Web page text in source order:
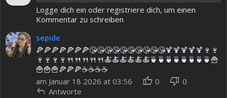
Logge dich ein oder registriere dich, um einen
Kommentar zu schreiben
sepide
🍕🍕🍕🍕🍕🍕🍕😘😘😘😘😘😘😘😘😘😘🍹🍹🍹🍹🍹🍷🍷
🍷🍷🍷🍷🍴🍴🍴🍴🍴🍝🍝🍝🍝🍝🍝🍵🍵🍵🍵🍵🍵🍵🍵🍟
🍟🍟🍟🍕🍕🍕☕️☕️☕️☕️
am Januar 18 2026 at 03:56
thumb_up 0 thumb_down 0
reply Antworte